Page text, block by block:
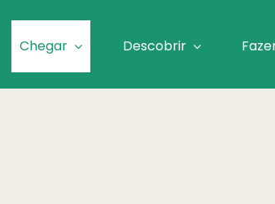
Chegar Descobrir